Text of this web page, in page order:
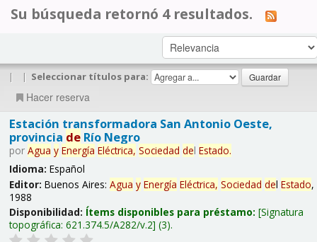
Su búsqueda retornó 4 resultados.
| | Seleccionar títulos para:
Hacer reserva
Estación transformadora San Antonio Oeste,
provincia deRío Negro
por Agua y Energía Eléctrica, Sociedad del Estado.
Idioma: Español
Editor: Buenos Aires: Agua y Energía Eléctrica, Sociedad del Estado,
1988
Disponibilidad: Ítems disponibles para préstamo: Signatura
topográfica: 621.374.5/A282/v.2 (3).